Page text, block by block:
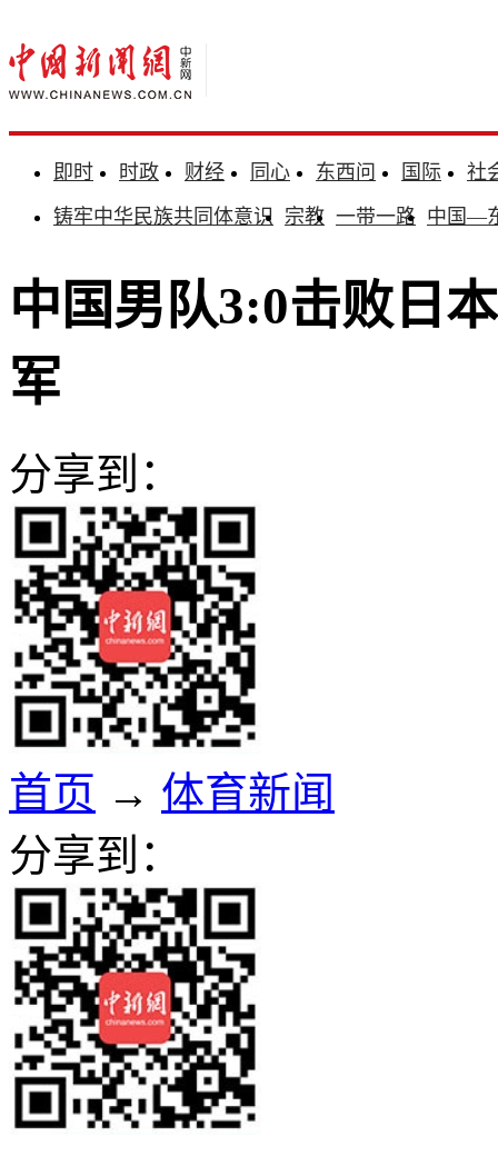
即时 时政 财经 同心 东西问 国际
社
铸牢中华民族共同体意识 宗教 一带一路 中国—
中国男队3:0击败日
军
分享到：
首页 → 体育新闻
分享到：